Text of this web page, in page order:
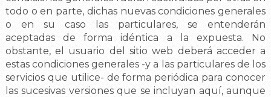
todo o en parte, dichas nuevas condiciones generales
o en su caso las particulares, se entenderán
aceptadas de forma idéntica a la expuesta. No
obstante, el usuario del sitio web deberá acceder a
estas condiciones generales -y a las particulares de los
servicios que utilice- de forma periódica para conocer
las sucesivas versiones que se incluyan aquí, aunque